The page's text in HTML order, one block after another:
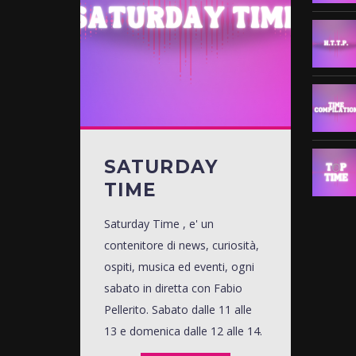
SATURDAY
TIME
Saturday Time , e' un
contenitore di news, curiosità,
ospiti, musica ed eventi, ogni
sabato in diretta con Fabio
Pellerito. Sabato dalle 11 alle
13 e domenica dalle 12 alle 14.